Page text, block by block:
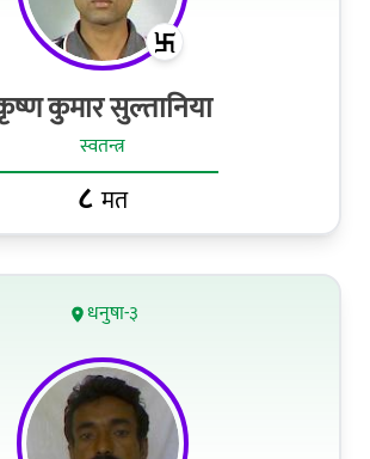
कुमार सुल्तानिया
स्वतन्त्र
८ मत
धनुषा-३